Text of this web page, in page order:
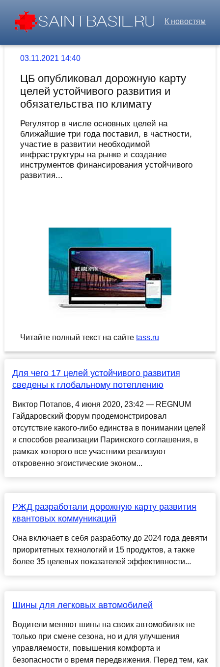
К новостям
03.11.2021 14:40
ЦБ опубликовал дорожную карту
целей устойчивого развития и
обязательства по климату
Регулятор в числе основных целей на
ближайшие три года поставил, в частности,
участие в развитии необходимой
инфраструктуры на рынке и создание
инструментов финансирования устойчивого
развития...
Читайте полный текст на сайте tass.ru
Для чего 17 целей устойчивого развития
сведены к глобальному потеплению
Виктор Потапов, 4 июня 2020, 23:42 — REGNUM
Гайдаровский форум продемонстрировал
отсутствие какого-либо единства в понимании целей
и способов реализации Парижского соглашения, в
рамках которого все участники реализуют
откровенно эгоистические эконом...
РЖД разработали дорожную карту развития
квантовых коммуникаций
Она включает в себя разработку до 2024 года девяти
приоритетных технологий и 15 продуктов, а также
более 35 целевых показателей эффективности...
Шины для легковых автомобилей
Водители меняют шины на своих автомобилях не
только при смене сезона, но и для улучшения
управляемости, повышения комфорта и
безопасности о время передвижения. Перед тем, как